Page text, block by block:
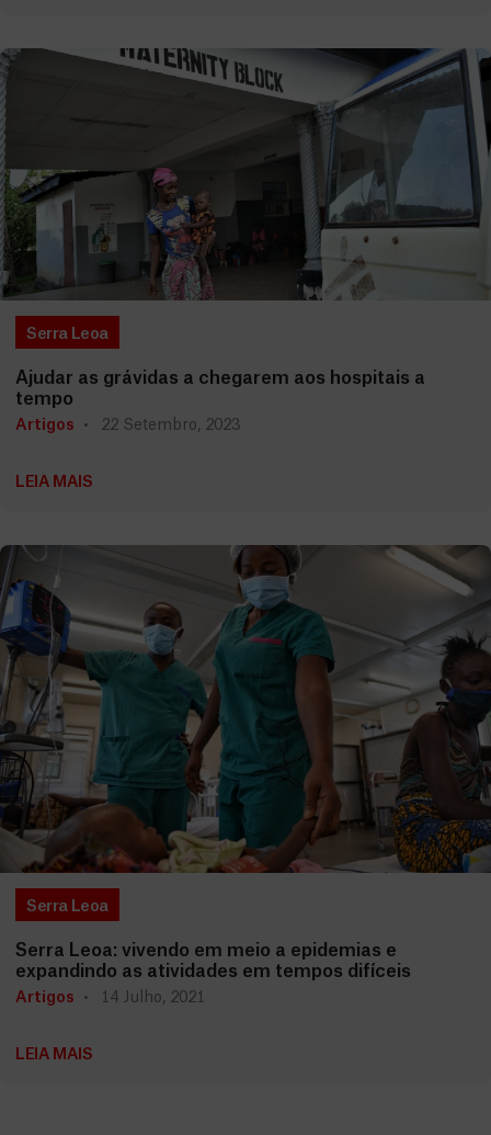
Serra Leoa
Ajudar as grávidas a chegarem aos hospitais a
tempo
Artigos 22 Setembro, 2023
LEIA MAIS
Serra Leoa
Serra Leoa: vivendo em meio a epidemias e
expandindo as atividades em tempos difíceis
Artigos 14 Julho, 2021
LEIA MAIS